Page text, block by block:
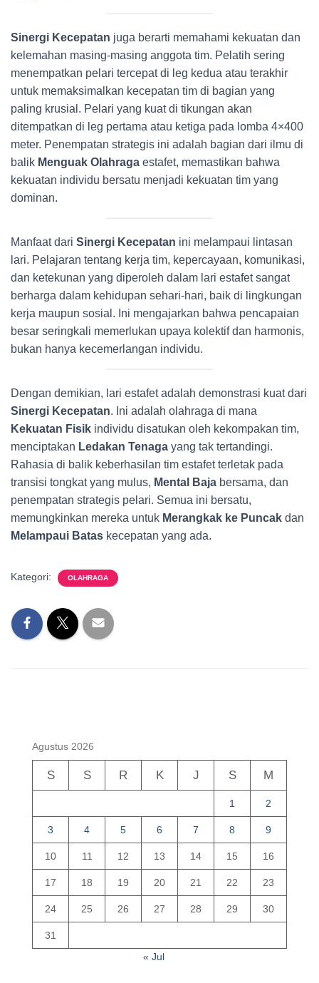
Sinergi Kecepatan juga berarti memahami kekuatan dan
kelemahan masing-masing anggota tim. Pelatih sering
menempatkan pelari tercepat di leg kedua atau terakhir
untuk memaksimalkan kecepatan tim di bagian yang
paling krusial. Pelari yang kuat di tikungan akan
ditempatkan di leg pertama atau ketiga pada lomba 4×400
meter. Penempatan strategis ini adalah bagian dari ilmu di
balik Menguak Olahraga estafet, memastikan bahwa
kekuatan individu bersatu menjadi kekuatan tim yang
dominan.
Manfaat dari Sinergi Kecepatan ini melampaui lintasan
lari. Pelajaran tentang kerja tim, kepercayaan, komunikasi,
dan ketekunan yang diperoleh dalam lari estafet sangat
berharga dalam kehidupan sehari-hari, baik di lingkungan
kerja maupun sosial. Ini mengajarkan bahwa pencapaian
besar seringkali memerlukan upaya kolektif dan harmonis,
bukan hanya kecemerlangan individu.
Dengan demikian, lari estafet adalah demonstrasi kuat dari
Sinergi Kecepatan. Ini adalah olahraga di mana
Kekuatan Fisik individu disatukan oleh kekompakan tim,
menciptakan Ledakan Tenaga yang tak tertandingi.
Rahasia di balik keberhasilan tim estafet terletak pada
transisi tongkat yang mulus, Mental Baja bersama, dan
penempatan strategis pelari. Semua ini bersatu,
memungkinkan mereka untuk Merangkak ke Puncak dan
Melampaui Batas kecepatan yang ada.
Kategori: OLAHRAGA
Agustus 2026
S S R K J S M
1 2
3 4 5 6 7 8 9
10 11 12 13 14 15 16
17 18 19 20 21 22 23
24 25 26 27 28 29 30
31
« Jul